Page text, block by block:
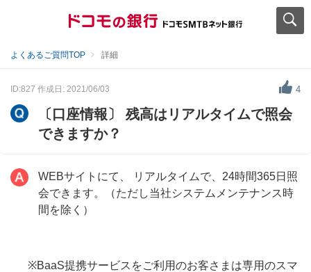
よくあるご質問TOP 詳細
ID:827 作成日: 2021/06/03 4
〔口座情報〕 残高はリアルタイムで照会
できますか？
WEBサイトにて、 リアルタイムで、24時間365日照
会できます。（ただし当社システムメンテナンス時
間を除く）
※BaaS提携サービスをご利用のお客さまは専用のスマ